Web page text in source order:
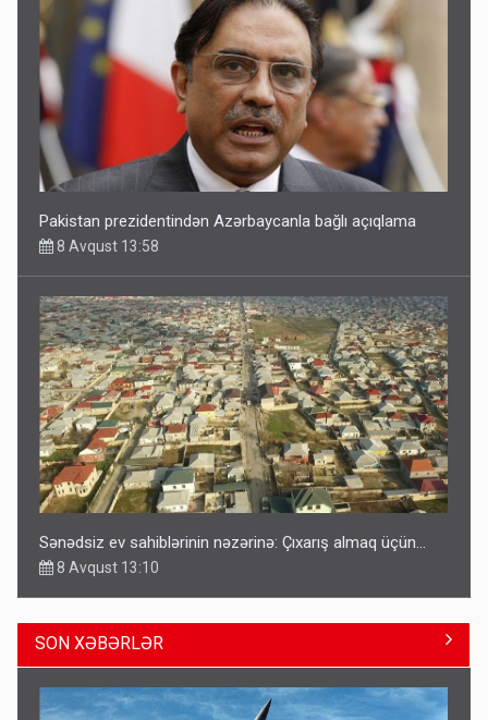
Pakistan prezidentindən Azərbaycanla bağlı açıqlama
8 Avqust 13:58
Sənədsiz ev sahiblərinin nəzərinə: Çıxarış almaq üçün...
8 Avqust 13:10
SON XƏBƏRLƏR